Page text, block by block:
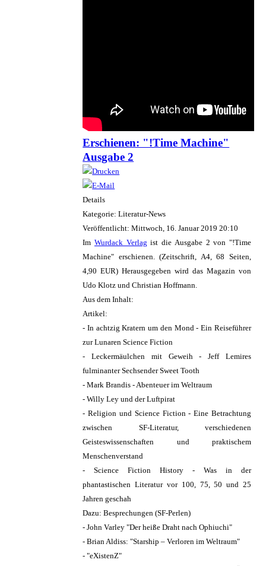
Erschienen: "!Time Machine"
Ausgabe 2
Details
Kategorie: Literatur-News
Veröffentlicht: Mittwoch, 16. Januar 2019 20:10
Im Wurdack Verlag ist die Ausgabe 2 von "!Time
Machine" erschienen. (Zeitschrift, A4, 68 Seiten,
4,90 EUR) Herausgegeben wird das Magazin von
Udo Klotz und Christian Hoffmann.
Aus dem Inhalt:
Artikel:
- In achtzig Kratern um den Mond - Ein Reiseführer
zur Lunaren Science Fiction
- Leckermäulchen mit Geweih - Jeff Lemires
fulminanter Sechsender Sweet Tooth
- Mark Brandis - Abenteuer im Weltraum
- Willy Ley und der Luftpirat
- Religion und Science Fiction - Eine Betrachtung
zwischen SF-Literatur, verschiedenen
Geisteswissenschaften und praktischem
Menschenverstand
- Science Fiction History - Was in der
phantastischen Literatur vor 100, 75, 50 und 25
Jahren geschah
Dazu: Besprechungen (SF-Perlen)
- John Varley "Der heiße Draht nach Ophiuchi"
- Brian Aldiss: "Starship – Verloren im Weltraum"
- "eXistenZ"